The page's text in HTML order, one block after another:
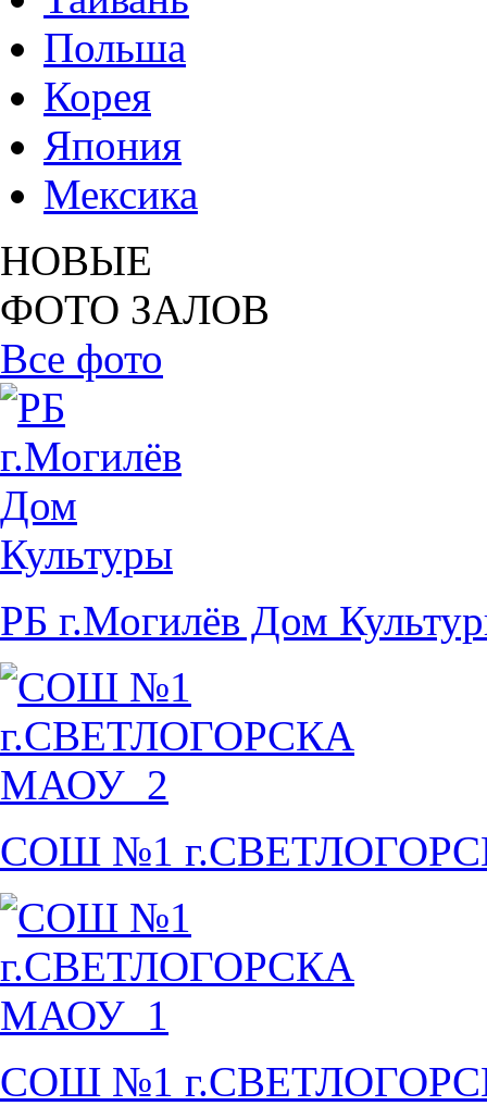
Польша
Корея
Япония
Мексика
НОВЫЕ
ФОТО ЗАЛОВ
Все фото
РБ г.Могилёв Дом
СОШ №1
СОШ №1